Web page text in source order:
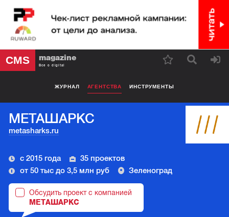
CMS magazine
Все о digital
ЖУРНАЛ АГЕНТСТВА ИНСТРУМЕНТЫ
МЕТАШАРКС
metasharks.ru
с 2015 года
35 проектов
от 50 тыс до 3,5 млн руб
Зеленоград
Обсудить проект с компанией
МЕТАШАРКС